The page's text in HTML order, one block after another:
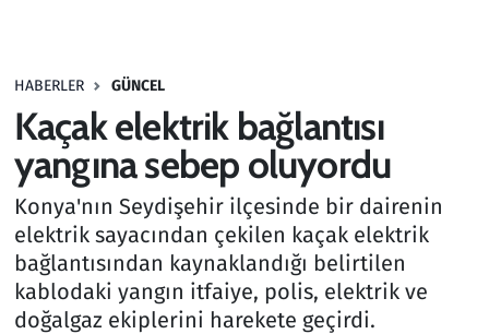
HABERLER GÜNCEL
Kaçak elektrik bağlantısı
yangına sebep oluyordu
Konya'nın Seydişehir ilçesinde bir dairenin
elektrik sayacından çekilen kaçak elektrik
bağlantısından kaynaklandığı belirtilen
kablodaki yangın itfaiye, polis, elektrik ve
doğalgaz ekiplerini harekete geçirdi.
Haber
Kültür Sanat
Kurumsal Haberler
Lezzet Durağı
Memur ve Kamu